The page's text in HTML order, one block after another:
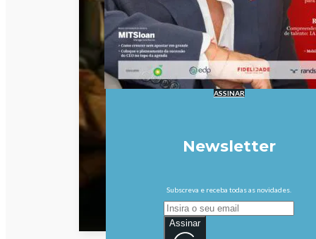
ASSINAR
Newsletter
Subscreva e receba todas as novidades.
Assinar